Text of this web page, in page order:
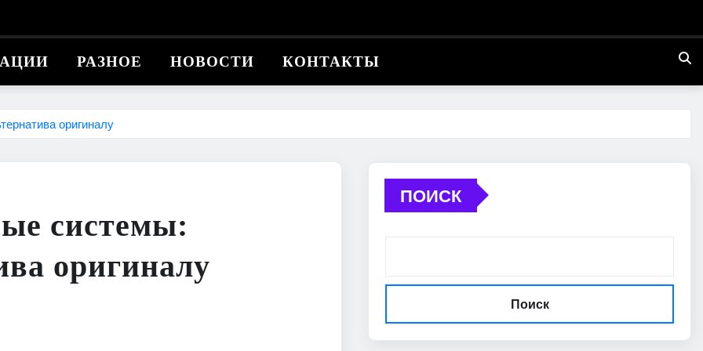
РАЗНОЕ НОВОСТИ КОНТАКТЫ
оригиналу
системы:
оригиналу
ПОИСК
Поиск